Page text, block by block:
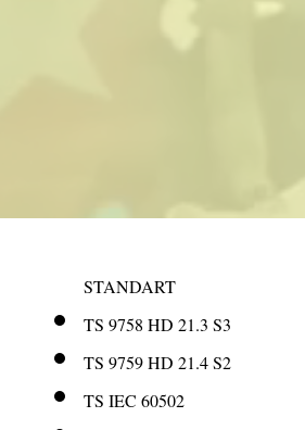
STANDART
TS 9758 HD 21.3 S3
TS 9759 HD 21.4 S2
TS IEC 60502